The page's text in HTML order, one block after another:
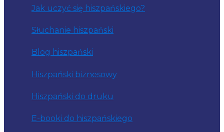
Jak uczyć się hiszpańskiego?
Słuchanie hiszpański
Blog hiszpański
Hiszpański biznesowy
Hiszpański do druku
E-booki do hiszpańskiego